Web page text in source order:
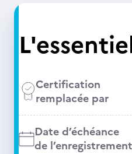
Certification
remplacée par
Date d’échéance
de l’enregistrement